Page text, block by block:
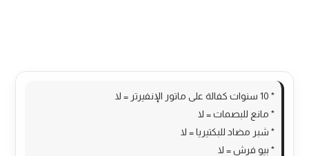
* 10 سنوات كفالة على ماتور الإنفيرتر = لا
* مانع للبصمات = لا
* شبر مضاد للبكتيريا = لا
* بيو فرش = لا